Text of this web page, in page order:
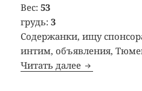
Вес:53
грудь:3
Содержанки, ищу
интим, объявления,
Читать далее Содержанка